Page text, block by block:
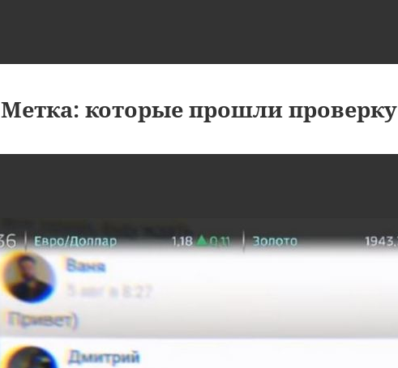
Метка:которые прошли проверку